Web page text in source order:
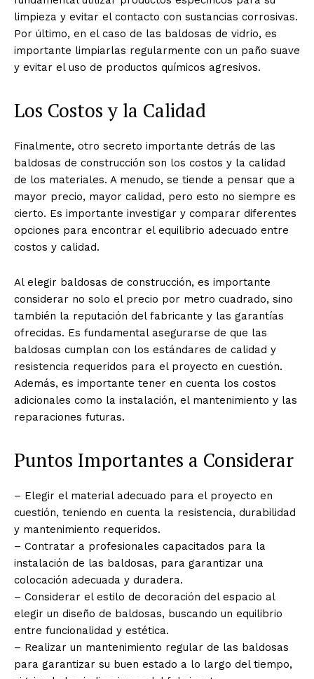
limpieza y evitar el contacto con sustancias corrosivas.
Por último, en el caso de las baldosas de vidrio, es
importante limpiarlas regularmente con un paño suave
y evitar el uso de productos químicos agresivos.
Los Costos y la Calidad
Finalmente, otro secreto importante detrás de las
baldosas de construcción son los costos y la calidad
de los materiales. A menudo, se tiende a pensar que a
mayor precio, mayor calidad, pero esto no siempre es
cierto. Es importante investigar y comparar diferentes
opciones para encontrar el equilibrio adecuado entre
costos y calidad.
Al elegir baldosas de construcción, es importante
considerar no solo el precio por metro cuadrado, sino
también la reputación del fabricante y las garantías
ofrecidas. Es fundamental asegurarse de que las
baldosas cumplan con los estándares de calidad y
resistencia requeridos para el proyecto en cuestión.
Además, es importante tener en cuenta los costos
adicionales como la instalación, el mantenimiento y las
reparaciones futuras.
Puntos Importantes a Considerar
– Elegir el material adecuado para el proyecto en
cuestión, teniendo en cuenta la resistencia, durabilidad
y mantenimiento requeridos.
– Contratar a profesionales capacitados para la
instalación de las baldosas, para garantizar una
colocación adecuada y duradera.
– Considerar el estilo de decoración del espacio al
elegir un diseño de baldosas, buscando un equilibrio
entre funcionalidad y estética.
– Realizar un mantenimiento regular de las baldosas
para garantizar su buen estado a lo largo del tiempo,